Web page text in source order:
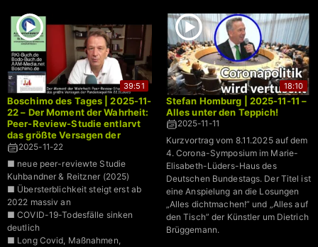
39:51
Boschimo des Tages | 2025-11-
22 – Der Moment der Wahrheit:
Peer-Review-Studie entlarvt
das größte Versagen der
Pandemiepolitik
2025-11-22
■ neue peer-reviewte Studie
Kuhbandner & Reitzner (2025)
■ Übersterblichkeit steigt erst ab
2022 massiv an
■ COVID-19-Todesfälle sinken
deutlich
■ Long Covid, Maßnahmen,
18:10
Stefan Homburg | 2025-11-11 –
Alles unter den Teppich!
2025-11-11
Kurzvortrag vom 8.11.2025 auf dem
4. Corona-Symposium im Marie-
Elisabeth-Lüders-Haus des
Deutschen Bundestags. Der Titel ist
eine Anspielung an die Losungen
„Alles dichtmachen!” und „Alles auf
den Tisch” der Künstler um Dietrich
Brüggemann.